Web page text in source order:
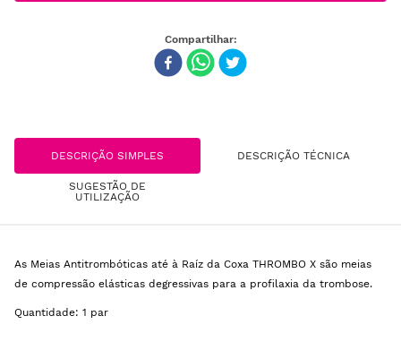
DESCRIÇÃO SIMPLES DESCRIÇÃO TÉCNICA
SUGESTÃO DE
UTILIZAÇÃO
As Meias Antitrombóticas até à Raíz da Coxa THROMBO X são meias
de compressão elásticas degressivas para a profilaxia da trombose.
Quantidade: 1 par